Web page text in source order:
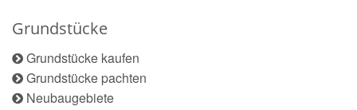
Grundstücke
Grundstücke kaufen
Grundstücke pachten
Neubaugebiete